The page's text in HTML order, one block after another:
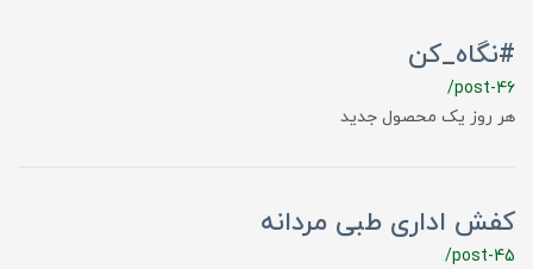
#نگاه_کن
/post-46
هر روز یک محصول جدید
کفش اداری طبی مردانه
/post-45